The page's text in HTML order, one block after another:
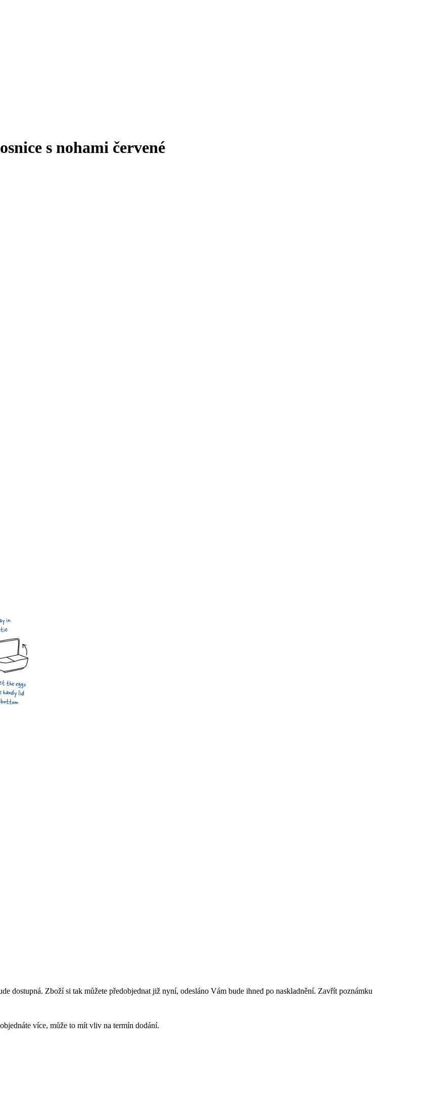
s nohami červené
dostupná. Zboží si tak můžete předobjednat již nyní, odesláno Vám bude ihned po naskladnění. Zavřít poznámku
více, může to mít vliv na termín dodání.